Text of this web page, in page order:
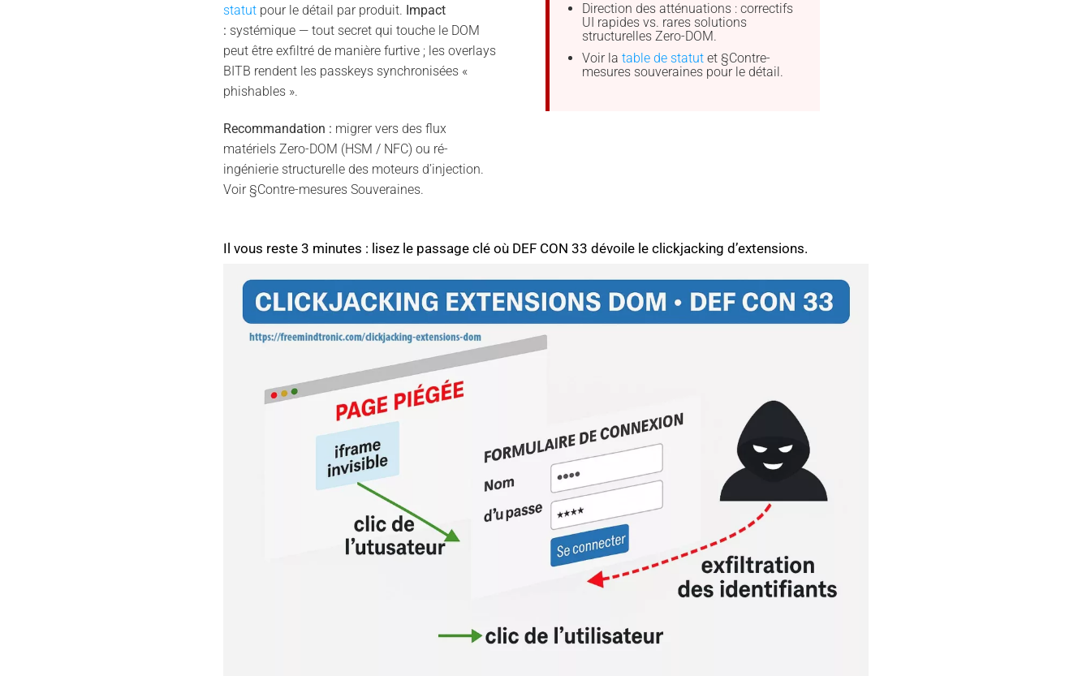
statutpour le détail par produit. Impact
: systémique — tout secret qui touche le DOM
peut être exfiltré de manière furtive ; les overlays
BITB rendent les passkeys synchronisées «
phishables ».
Recommandation : migrer vers des flux
matériels Zero-DOM (HSM / NFC) ou ré-
ingénierie structurelle des moteurs d’injection.
Voir §Contre-mesures Souveraines.
Direction des atténuations : correctifs
UI rapides vs. rares solutions
structurelles Zero-DOM.
Voir la table de statutet §Contre-
mesures souveraines pour le détail.
Il vous reste 3 minutes : lisez le passage clé où DEF CON 33 dévoile le clickjacking d’extensions.